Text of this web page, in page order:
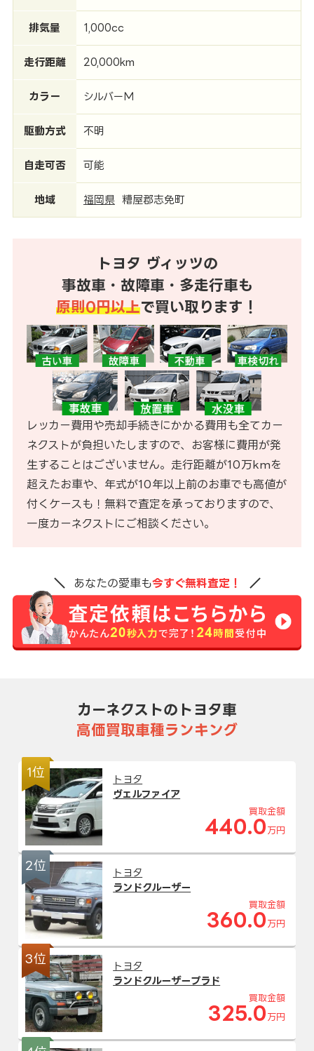
排気量 1,000cc
走行距離 20,000km
カラー シルバーＭ
駆動方式 不明
自走可否 可能
地域 福岡県 糟屋郡志免町
トヨタ ヴィッツの
事故車・故障車・多走行車も
原則0円以上で買い取ります！
レッカー費用や売却手続きにかかる費用も全てカー
ネクストが負担いたしますので、お客様に費用が発
生することはございません。走行距離が10万kmを
超えたお車や、年式が10年以上前のお車でも高値が
付くケースも！無料で査定を承っておりますので、
一度カーネクストにご相談ください。
あなたの愛車も今すぐ無料査定！
カーネクストのトヨタ車
高価買取車種ランキング
1位
トヨタ
ヴェルファイア
買取金額
440.0 万円
2位
トヨタ
ランドクルーザー
買取金額
360.0 万円
3位
トヨタ
ランドクルーザープラド
買取金額
325.0 万円